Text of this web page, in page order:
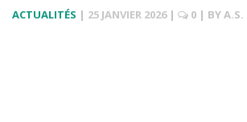
ACTUALITÉS | 25 JANVIER 2026 | 0 | BYA.S.